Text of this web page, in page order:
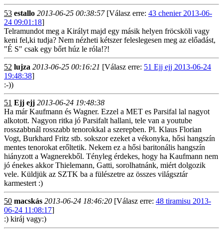
53 estallo 2013-06-25 00:38:57[Válasz erre: 43 chenier 2013-06-
24 09:01:18]
Telramundot meg a Királyt majd egy másik helyen fröcsköli vagy
keni fel,ki tudja? Nem nézheti kétszer feleslegesen meg az előadást,
"É S" csak egy bőrt húz le róla!?!
52 lujza 2013-06-25 00:16:21 [Válasz erre: 51 Ejj ejj 2013-06-24
19:48:38]
:-))
51 Ejj ejj 2013-06-24 19:48:38
Ha már Kaufmann és Wagner. Ezzel a MET es Parsifal lal nagyot
alkotott. Nagyon ritka jó Parsifalt hallani, tele van a youtube
rosszabbnál rosszabb tenorokkal a szerepben. Pl. Klaus Florian
Vogt, Burkhard Fritz stb. sokszor ezeket a vékonyka, hősi hangszín
mentes tenorokat erőltetik. Nekem ez a hősi baritonális hangszín
hiányzott a Wagnerekből. Tényleg érdekes, hogy ha Kaufmann nem
jó énekes akkor Thielemann, Gatti, sorolhatnánk, miért dolgozik
vele. Küldjük az SZTK ba a fülészetre az összes világsztár
karmestert :)
50 macskás 2013-06-24 18:46:20 [Válasz erre: 48 tiramisu 2013-
06-24 11:08:17]
:) kiráj vagy:)